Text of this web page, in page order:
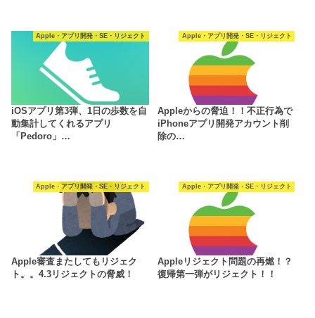
Apple・アプリ開発・SE・リジェクト
iOSアプリ第3弾、1日の歩数を自
動集計してくれるアプリ
「Pedoro」…
Apple・アプリ開発・SE・リジェクト
Appleからの脅迫！！不正行為で
iPhoneアプリ開発アカウント削
除の…
Apple・アプリ開発・SE・リジェクト
Apple審査またしてもリジェク
ト。。4.3リジェクトの脅威！
Apple・アプリ開発・SE・リジェクト
Appleリジェクト問題の再燃！？
復帰第一弾がリジェクト！！